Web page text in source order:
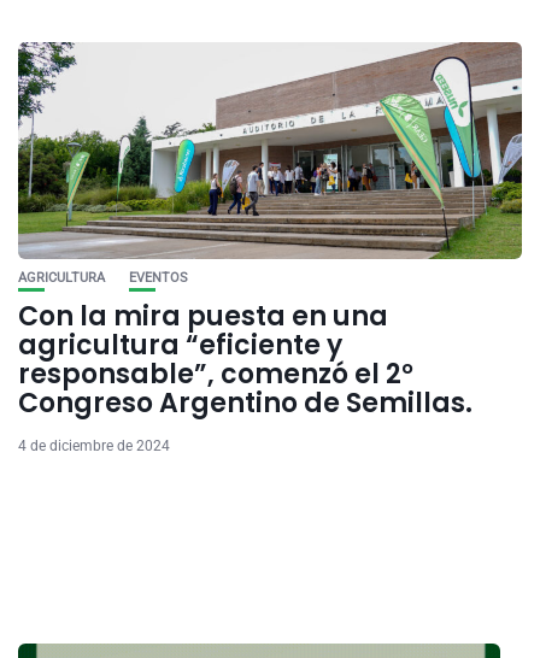
AGRICULTURA EVENTOS
Con la mira puesta en una
agricultura “eficiente y
responsable”, comenzó el 2°
Congreso Argentino de Semillas.
4 de diciembre de 2024